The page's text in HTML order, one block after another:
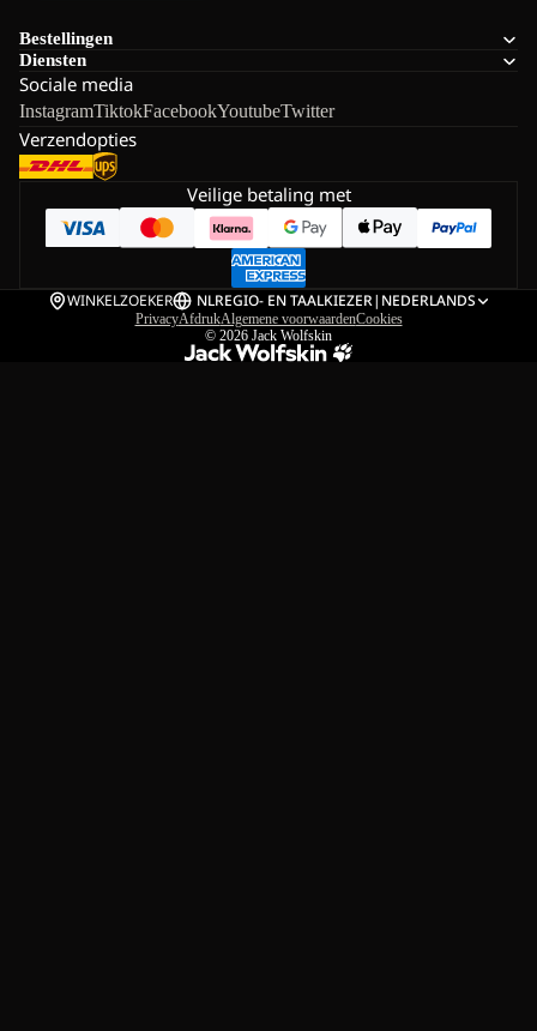
Bestellingen
Diensten
Sociale media
InstagramTiktokFacebookYoutubeTwitter
Verzendopties
Veilige betaling met
WINKELZOEKER NLREGIO- EN TAALKIEZER| NEDERLANDS
PrivacyAfdrukAlgemene voorwaardenCookies
© 2026 Jack Wolfskin